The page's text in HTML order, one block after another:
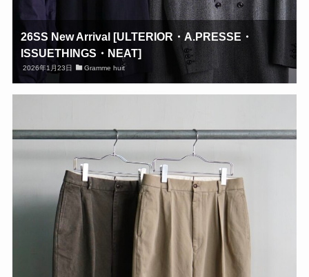
26SS New Arrival [ULTERIOR・A.PRESSE・
ISSUETHINGS・NEAT]
2026年1月23日 Gramme huit